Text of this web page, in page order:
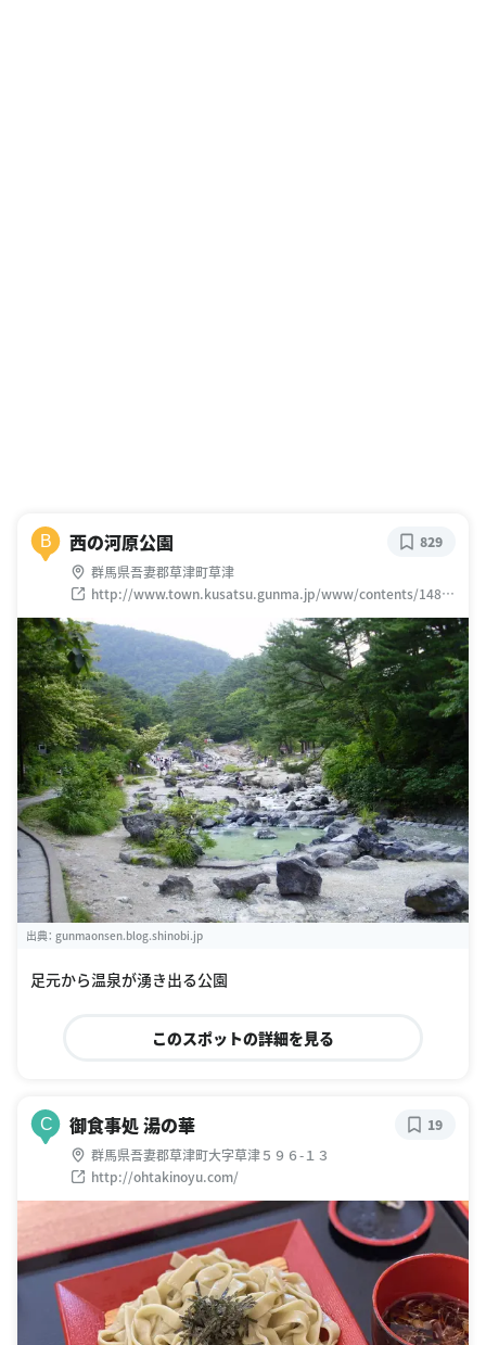
B 西の河原公園
群馬県吾妻郡草津町草津
http://www.town.kusatsu.gunma.jp/www/contents/1485
829
出典： gunmaonsen.blog.shinobi.jp
足元から温泉が湧き出る公園
このスポットの詳細を見る
C 御食事処 湯の華
群馬県吾妻郡草津町大字草津５９６-１３
http://ohtakinoyu.com/
19